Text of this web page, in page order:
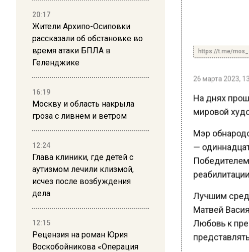
20:17
Жители Архипо-Осиповки
рассказали об обстановке во
время атаки БПЛА в
Геленджике
16:19
Москву и область накрыла
гроза с ливнем и ветром
12:24
Глава клиники, где детей с
аутизмом лечили клизмой,
исчез после возбуждения
дела
12:15
Рецензия на роман Юрия
Воскобойникова «Операция
https://t.me/
26 марта 2023,
На днях
мировой
Мэр
—
Лучшим
Матвей
Любовь к